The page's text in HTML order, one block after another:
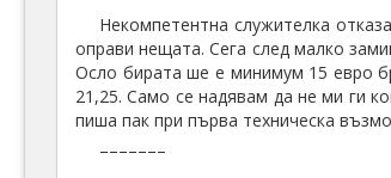
Некомпетентна служителка
оправи нещата. Сега след малко
Осло бирата ше е минимум 15 евро
21,25. Само се надявам да не ми ги
пиша пак при първа техническа
–––––––